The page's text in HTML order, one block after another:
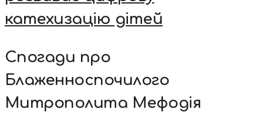
катехизацію дітей
Спогади про
Блаженноспочилого
Митрополита Мефодія